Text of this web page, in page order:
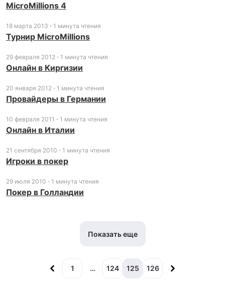
MicroMillions 4
18 марта 2013 1 минута чтения
Турнир MicroMillions
29 февраля 2012 1 минута чтения
Онлайн в Киргизии
20 января 2012 1 минута чтения
Провайдеры в Германии
10 февраля 2011 1 минута чтения
Онлайн в Италии
21 сентября 2010 1 минута чтения
Игроки в покер
29 июля 2010 1 минута чтения
Покер в Голландии
Показать еще
1 … 124 125 126